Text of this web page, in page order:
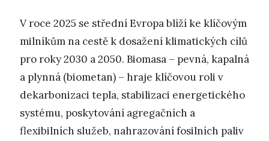
V roce 2025 se střední Evropa blíží ke klíčovým
milníkům na cestě k dosažení klimatických cílů
pro roky 2030 a 2050. Biomasa – pevná, kapalná
a plynná (biometan) – hraje klíčovou roli v
dekarbonizaci tepla, stabilizaci energetického
systému, poskytování agregačních a
flexibilních služeb, nahrazování fosilních paliv